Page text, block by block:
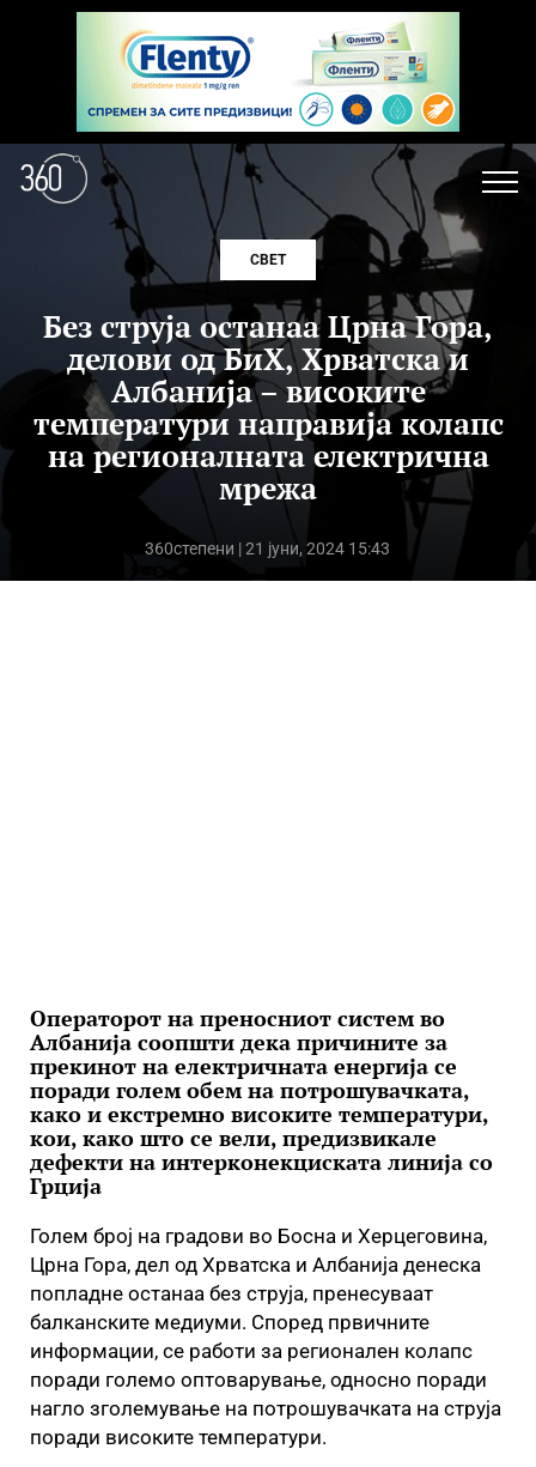
СВЕТ
Без струја останаа Црна Гора,
делови од БиХ, Хрватска и
Албанија – високите
температури направија колапс
на регионалната електрична
мрежа
360степени | 21 јуни, 2024 15:43
Операторот на преносниот систем во
Албанија соопшти дека причините за
прекинот на електричната енергија се
поради голем обем на потрошувачката,
како и екстремно високите температури,
кои, како што се вели, предизвикале
дефекти на интерконекциската линија со
Грција
Голем број на градови во Босна и Херцеговина,
Црна Гора, дел од Хрватска и Албанија денеска
попладне останаа без струја, пренесуваат
балканските медиуми. Според првичните
информации, се работи за регионален колапс
поради големо оптоварување, односно поради
нагло зголемување на потрошувачката на струја
поради високите температури.